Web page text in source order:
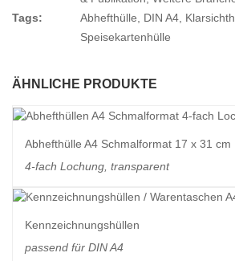
Tags:
Abhefthülle, DIN A4,
Speisekartenhülle
ÄHNLICHE PRODUKTE
Abhefthülle A4 Schmalformat 17 x 31 cm
4-fach Lochung, transparent
Kennzeichnungshüllen
passend für DIN A4